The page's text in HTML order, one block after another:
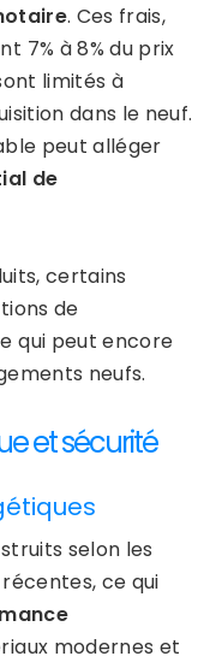
. Ces frais,
7% à 8% du prix
limités à
dans le neuf.
peut alléger
de
certains
de
qui peut encore
neufs.
et sécurité
selon les
ce qui
modernes et